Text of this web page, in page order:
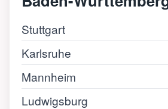
Stuttgart
Karlsruhe
Mannheim
Ludwigsburg